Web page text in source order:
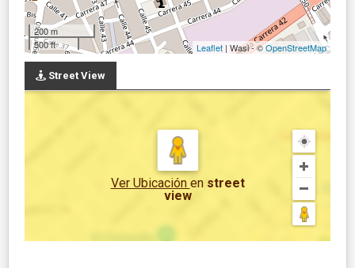
200 m
500 ft
Leaflet | Wasi - ©OpenStreetMap
Street View
Ver Ubicación en street
view